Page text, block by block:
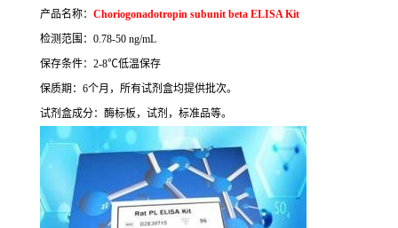
产品名称： Choriogonadotropin subunit beta ELISA Kit
检测范围： 0.78-50 ng/mL
保存条件： 2-8℃低温保存
保质期： 6个月，所有试剂盒均提供批次。
试剂盒成分：酶标板，试剂，标准品等。